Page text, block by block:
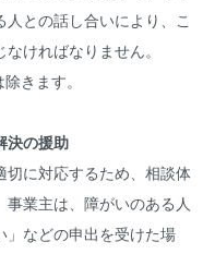
との話し合いにより、こ
ければなりません。
きます。
決の援助
切に対応するため、相談体
業主は、障がいのある人
」などの申出を受けた場